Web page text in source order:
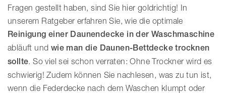
Fragen gestellt haben, sind Sie hier goldrichtig! In
unserem Ratgeber erfahren Sie, wie die optimale
Reinigung einer Daunendecke in der Waschmaschine
abläuft und wie man die Daunen-Bettdecke trocknen
sollte. So viel sei schon verraten: Ohne Trockner wird es
schwierig! Zudem können Sie nachlesen, was zu tun ist,
wenn die Federdecke nach dem Waschen klumpt oder